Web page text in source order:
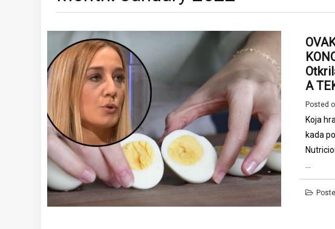
A
Posted
Koja
kada